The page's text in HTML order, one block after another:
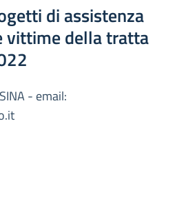
di assistenza
vittime della tratta
- email: